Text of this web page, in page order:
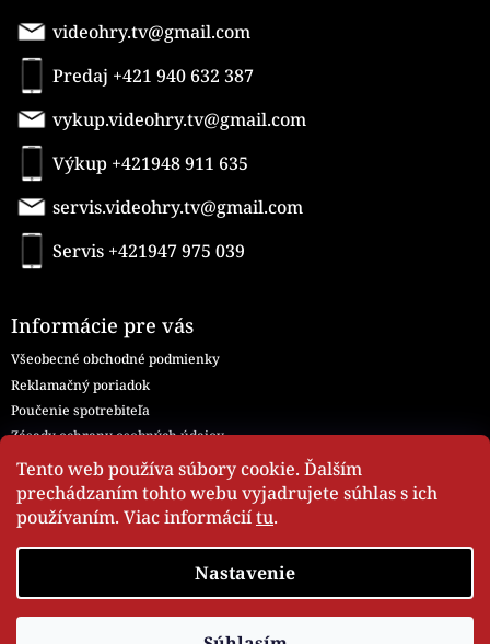
Tento web používa súbory cookie. Ďalším
prechádzaním tohto webu vyjadrujete súhlas s ich
používaním. Viac informáciítu.
Nastavenie
videohry.tv@gmail.com
Predaj +421 940 632 387
vykup.videohry.tv@gmail.com
Výkup +421948 911 635
servis.videohry.tv@gmail.com
Servis +421947 975 039
Informácie pre vás
Všeobecné obchodné podmienky
Reklamačný poriadok
Poučenie spotrebiteľa
Zásady ochrany osobných údajov
Všeobecné obchodné podmienky - Servis
Moja objednávka
Copyright 2026videohry.tv